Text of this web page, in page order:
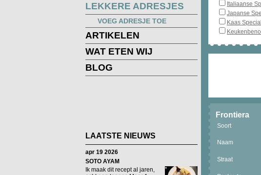
LEKKERE ADRESJES
VOEG ADRESJE TOE
ARTIKELEN
WAT ETEN WIJ
BLOG
LAATSTE NIEUWS
apr 19 2026
SOTO AYAM
Ik maak dit recept al jaren,
Italiaanse
Japanse
Kaas
Frontiera
Soort
Naam
Straat